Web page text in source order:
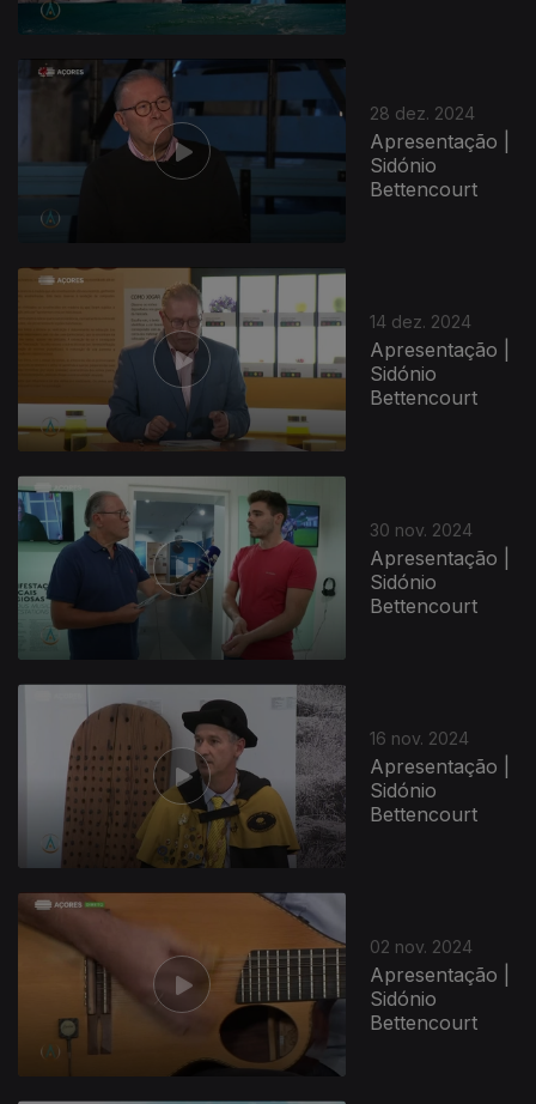
28 dez. 2024
Apresentação |
Sidónio
Bettencourt
14 dez. 2024
Apresentação |
Sidónio
Bettencourt
30 nov. 2024
Apresentação |
Sidónio
Bettencourt
16 nov. 2024
Apresentação |
Sidónio
Bettencourt
02 nov. 2024
Apresentação |
Sidónio
Bettencourt